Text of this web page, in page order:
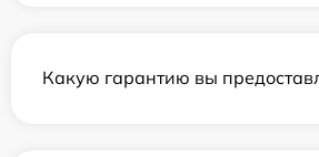
Какую гарантию вы